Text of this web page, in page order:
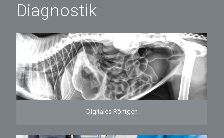
Diagnostik
Digitales Röntgen